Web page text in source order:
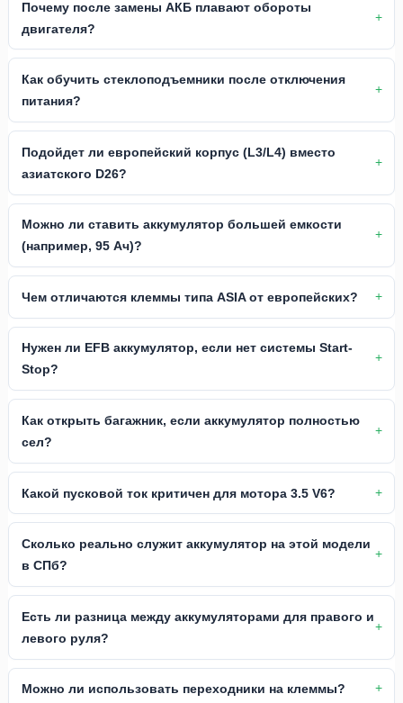
Почему после замены АКБ плавают обороты
двигателя?
Как обучить стеклоподъемники после отключения
питания?
Подойдет ли европейский корпус (L3/L4) вместо
азиатского D26?
Можно ли ставить аккумулятор большей емкости
(например, 95 Ач)?
Чем отличаются клеммы типа ASIA от европейских?
Нужен ли EFB аккумулятор, если нет системы Start-
Stop?
Как открыть багажник, если аккумулятор полностью
сел?
Какой пусковой ток критичен для мотора 3.5 V6?
Сколько реально служит аккумулятор на этой модели
в СПб?
Есть ли разница между аккумуляторами для правого и
левого руля?
Можно ли использовать переходники на клеммы?